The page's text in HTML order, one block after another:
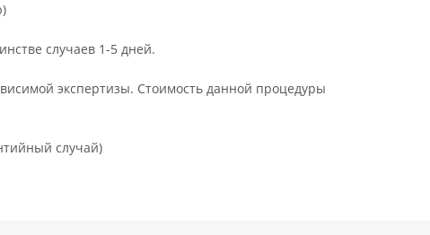
случаев 1-5 дней.
экспертизы. Стоимость данной процедуры
случай)